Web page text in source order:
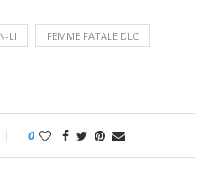
LI FEMME FATALE DLC
0